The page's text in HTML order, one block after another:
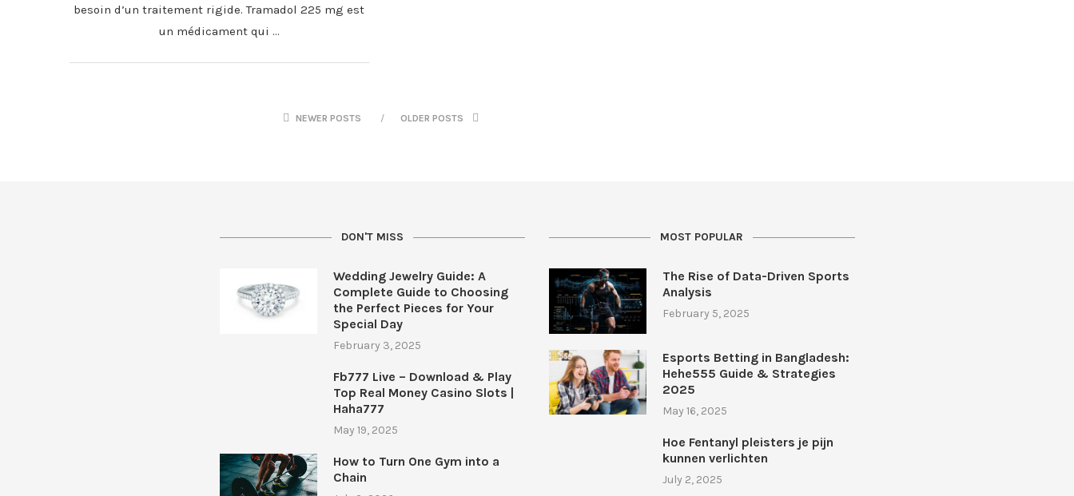
besoin d’un traitement rigide. Tramadol 225 mg est
un médicament qui …
NEWER POSTS OLDER POSTS
DON'T MISS
Wedding Jewelry Guide: A
Complete Guide to Choosing
the Perfect Pieces for Your
Special Day
February 3, 2025
Fb777 Live – Download & Play
Top Real Money Casino Slots |
Haha777
May 19, 2025
How to Turn One Gym into a
Chain
MOST POPULAR
The Rise of Data-Driven Sports
Analysis
February 5, 2025
Esports Betting in Bangladesh:
Hehe555 Guide & Strategies
2025
May 16, 2025
Hoe Fentanyl pleisters je pijn
kunnen verlichten
July 2, 2025